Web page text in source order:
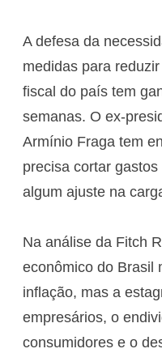
A defesa da
medidas para
fiscal do país tem
semanas. O ex-
Armínio Fraga tem
precisa cortar
algum ajuste na
Na análise da Fitch
econômico do Brasil
inflação, mas a
empresários, o
consumidores e o